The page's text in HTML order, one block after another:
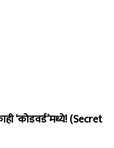
‘कोडवर्ड’मध्ये! (Secret